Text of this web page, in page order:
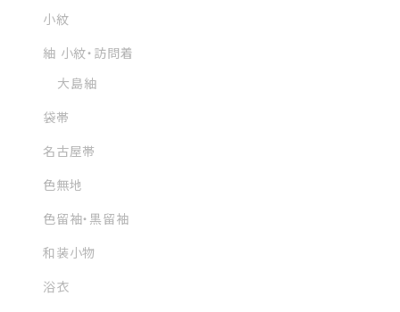
小紋
紬 小紋・訪問着
大島紬
袋帯
名古屋帯
色無地
色留袖・黒留袖
和装小物
浴衣